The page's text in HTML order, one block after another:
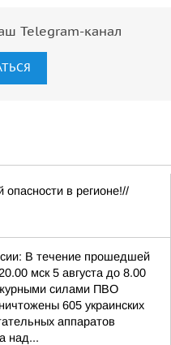
Telegram-канал
опасности в регионе!//
В течение прошедшей
мск 5 августа до 8.00
силами ПВО
605 украинских
аппаратов
над...